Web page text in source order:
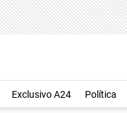
Exclusivo A24 Política